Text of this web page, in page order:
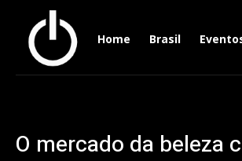
Home Brasil
O mercado da beleza